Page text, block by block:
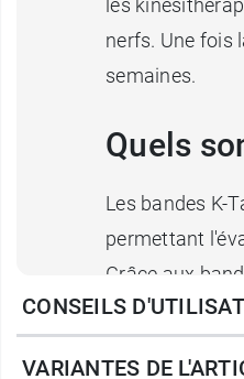
les
nerfs. Une fois
semaines.
Quels
Les bandes K-
permettant
Grâce aux
entraînements
CONSEILS
VARIANTES DE